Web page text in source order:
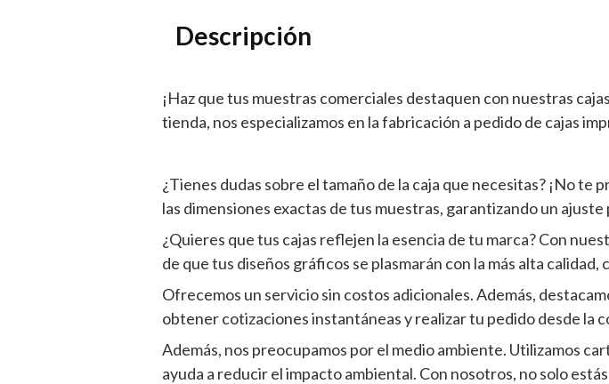
Descripción
¡Haz que tus muestras comerciales destaquen con nuestras
tienda, nos especializamos en la fabricación a pedido de cajas
¿Tienes dudas sobre el tamaño de la caja que necesitas? ¡No
las dimensiones exactas de tus muestras, garantizando un
¿Quieres que tus cajas reflejen la esencia de tu marca? Con
de que tus diseños gráficos se plasmarán con la más alta
Ofrecemos un servicio sin costos adicionales. Además,
obtener cotizaciones instantáneas y realizar tu pedido desde la
Además, nos preocupamos por el medio ambiente. Utilizamos
ayuda a reducir el impacto ambiental. Con nosotros, no solo